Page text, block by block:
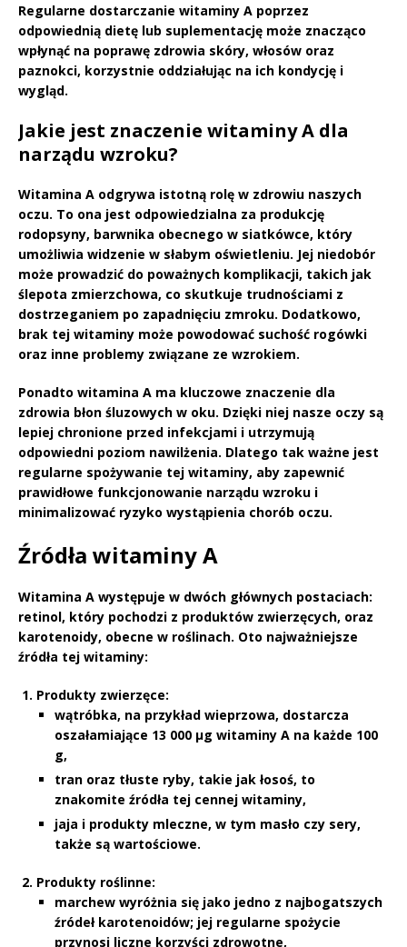
Regularne dostarczanie witaminy A poprzez
odpowiednią dietę lub suplementację może znacząco
wpłynąć na poprawę zdrowia skóry, włosów oraz
paznokci, korzystnie oddziałując na ich kondycję i
wygląd.
Jakie jest znaczenie witaminy A dla
narządu wzroku?
Witamina A odgrywa istotną rolę w zdrowiu naszych
oczu. To ona jest odpowiedzialna za produkcję
rodopsyny, barwnika obecnego w siatkówce, który
umożliwia widzenie w słabym oświetleniu. Jej niedobór
może prowadzić do poważnych komplikacji, takich jak
ślepota zmierzchowa, co skutkuje trudnościami z
dostrzeganiem po zapadnięciu zmroku. Dodatkowo,
brak tej witaminy może powodować suchość rogówki
oraz inne problemy związane ze wzrokiem.
Ponadto witamina A ma kluczowe znaczenie dla
zdrowia błon śluzowych w oku. Dzięki niej nasze oczy są
lepiej chronione przed infekcjami i utrzymują
odpowiedni poziom nawilżenia. Dlatego tak ważne jest
regularne spożywanie tej witaminy, aby zapewnić
prawidłowe funkcjonowanie narządu wzroku i
minimalizować ryzyko wystąpienia chorób oczu.
Źródła witaminy A
Witamina A występuje w dwóch głównych postaciach:
retinol, który pochodzi z produktów zwierzęcych, oraz
karotenoidy, obecne w roślinach. Oto najważniejsze
źródła tej witaminy:
Produkty zwierzęce:
wątróbka, na przykład wieprzowa, dostarcza
oszałamiające 13 000 μg witaminy A na każde 100
g,
tran oraz tłuste ryby, takie jak łosoś, to
znakomite źródła tej cennej witaminy,
jaja i produkty mleczne, w tym masło czy sery,
także są wartościowe.
Produkty roślinne:
marchew wyróżnia się jako jedno z najbogatszych
źródeł karotenoidów; jej regularne spożycie
przynosi liczne korzyści zdrowotne,